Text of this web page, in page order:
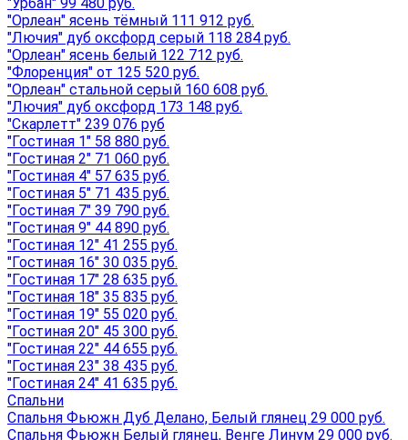
"Орлеан" ясень тёмный 111 912 руб.
"Лючия" дуб оксфорд серый 118 284 руб.
"Орлеан" ясень белый 122 712 руб.
"Флоренция" от 125 520 руб.
"Орлеан" стальной серый 160 608 руб.
"Лючия" дуб оксфорд 173 148 руб.
"Скарлетт" 239 076 руб
"Гостиная 1" 58 880 руб.
"Гостиная 2" 71 060 руб.
"Гостиная 4" 57 635 руб.
"Гостиная 5" 71 435 руб.
"Гостиная 7" 39 790 руб.
"Гостиная 9" 44 890 руб.
"Гостиная 12" 41 255 руб.
"Гостиная 16" 30 035 руб.
"Гостиная 17" 28 635 руб.
"Гостиная 18" 35 835 руб.
"Гостиная 19" 55 020 руб.
"Гостиная 20" 45 300 руб.
"Гостиная 22" 44 655 руб.
"Гостиная 23" 38 435 руб.
"Гостиная 24" 41 635 руб.
Спальни
Спальня Фьюжн Дуб Делано, Белый глянец 29 000 руб.
Спальня Фьюжн Белый глянец, Венге Линум 29 000 руб.